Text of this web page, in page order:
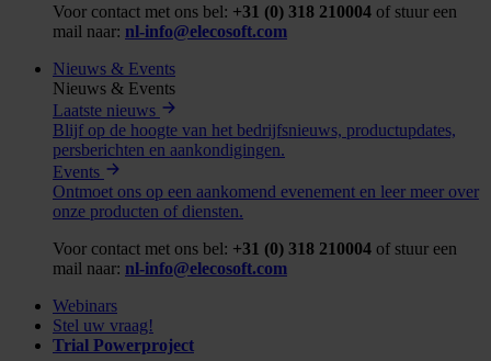
Voor contact met ons bel: +31 (0) 318 210004 of stuur een
mail naar: nl-info@elecosoft.com
Nieuws & Events
Nieuws & Events
Laatste nieuws
Blijf op de hoogte van het bedrijfsnieuws, productupdates,
persberichten en aankondigingen.
Events
Ontmoet ons op een aankomend evenement en leer meer over
onze producten of diensten.
Voor contact met ons bel: +31 (0) 318 210004 of stuur een
mail naar: nl-info@elecosoft.com
Webinars
Stel uw vraag!
Trial Powerproject